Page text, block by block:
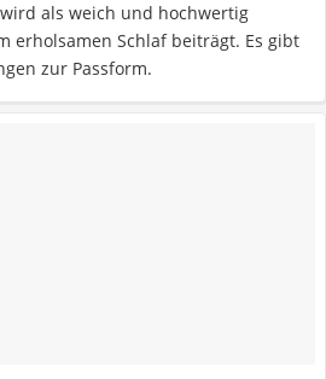
als weich und hochwertig
erholsamen Schlaf beiträgt. Es gibt
zur Passform.